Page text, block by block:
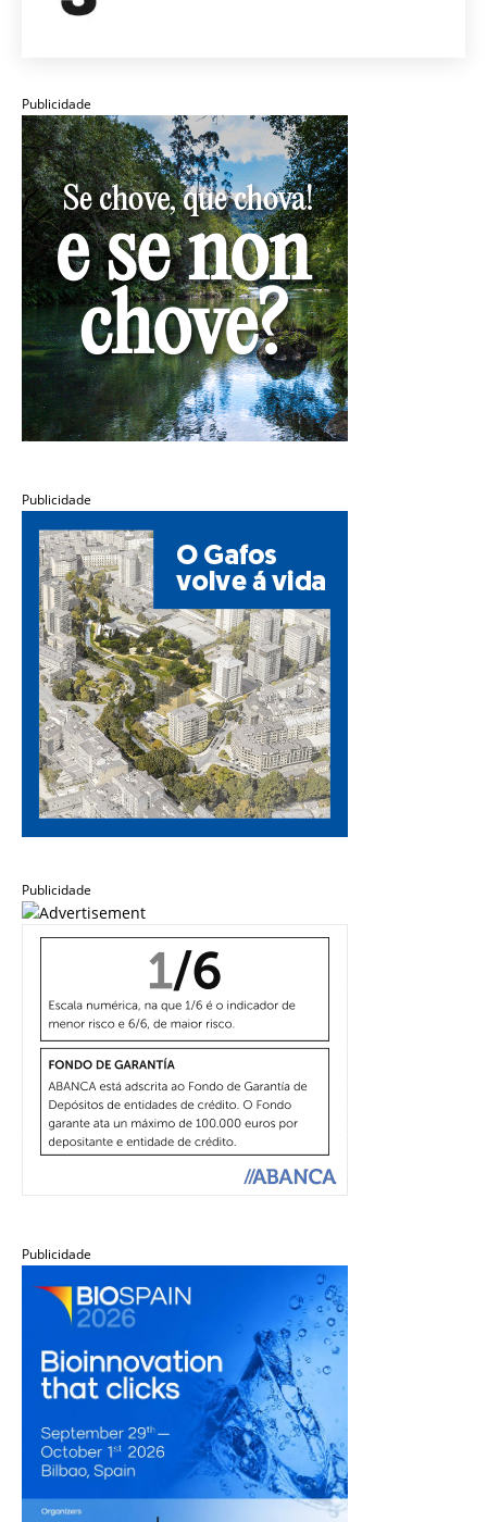
Publicidade
Publicidade
Publicidade
Publicidade